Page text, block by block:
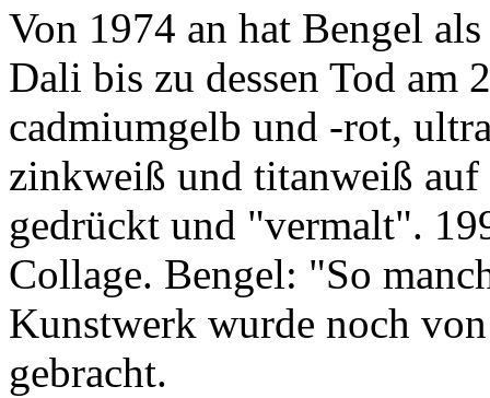
Von 1974 an hat Bengel
Dali bis zu dessen Tod am
cadmiumgelb und -rot,
zinkweiß und titanweiß
gedrückt und "vermalt".
Collage. Bengel: "So
Kunstwerk wurde noch
gebracht.